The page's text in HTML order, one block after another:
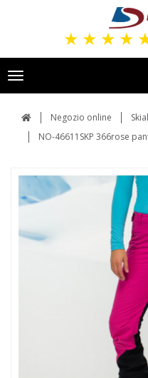
★ ★ ★ ★
Toggle
navigation
Negozio online
NO-46611SKP 366rose